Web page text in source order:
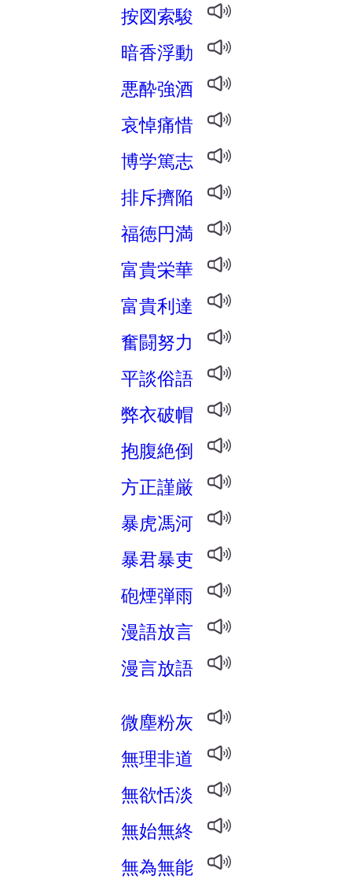
按図索駿
暗香浮動
悪酔強酒
哀悼痛惜
博学篤志
排斥擠陥
福徳円満
富貴栄華
富貴利達
奮闘努力
平談俗語
弊衣破帽
抱腹絶倒
方正謹厳
暴虎馮河
暴君暴吏
砲煙弾雨
漫語放言
漫言放語
微塵粉灰
無理非道
無欲恬淡
無始無終
無為無能